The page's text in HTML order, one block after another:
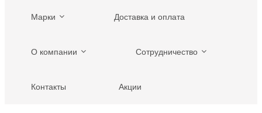
Марки Доставка и оплата
О компании Сотрудничество
Контакты Акции